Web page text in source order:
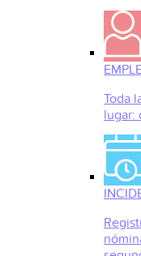
Toda
lugar: